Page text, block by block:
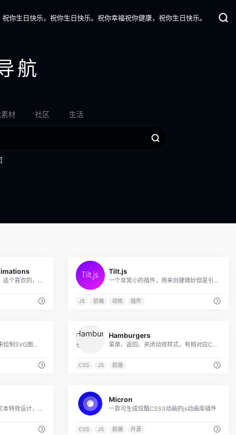
祝你生日快乐，祝你生日快乐。祝你幸福祝你健康，祝你生日快乐。
航
材 社区 生活
非常牛逼的字母动画方案，选个喜欢的，可以下载对应的代码
Tilt.js
一个非常小的插件，用来创建微妙但是引人瞩目的视差效果
JS 前端 动效 插件
一款轻量级的使用jQuery来绘制SVG图形轮廓线路径动画的插件
Hamburgers
菜单、返回、关闭动效样式，有相对应CSS和JS代码提供
CSS JS 前端
专为在Web上创造非凡的文本特效设计，它突破了CSS的传统限制，让设计师无需编写GLSL代码也能轻松创建各种动态文本特效
Micron
一款可生成炫酷CSS3动画的js动画库插件
CSS JS 前端 开源